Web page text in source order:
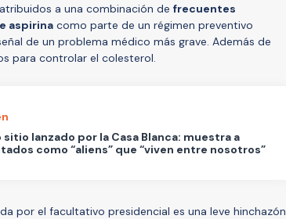
a una combinación de frecuentes
aspirina como parte de un régimen preventivo
de un problema médico más grave. Además de
para controlar el colesterol.
sitio lanzado por la Casa Blanca: muestra a
como “aliens” que “viven entre nosotros”
por el facultativo presidencial es una leve hinchazón